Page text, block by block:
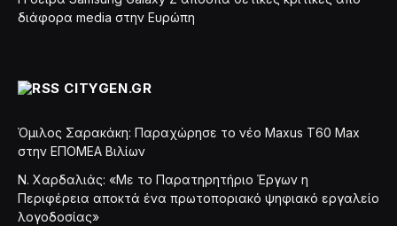
διάφορα media στην Ευρώπη
CITYGEN.GR
Όμιλος Σαρακάκη: Παραχώρησε το νέο Maxus T60 Max
στην ΕΠΟΜΕΑ Βιλίων
Ν. Χαρδαλιάς: «Με το Παρατηρητήριο Έργων η
Περιφέρεια αποκτά ένα πρωτοποριακό ψηφιακό εργαλείο
λογοδοσίας»